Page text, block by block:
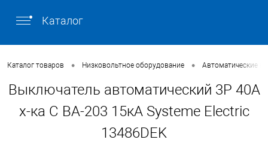
Каталог
Каталог товаров • Низковольтное оборудование • Автоматические
Выключатель автоматический 3P 40A
х-ка C ВА-203 15кА Systeme Electric
13486DEK